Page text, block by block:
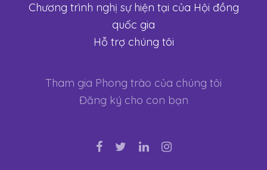
Chương trình nghị sự hiện tại của Hội đồng
quốc gia
Hỗ trợ chúng tôi
Tham gia Phong trào của chúng tôi
Đăng ký cho con bạn